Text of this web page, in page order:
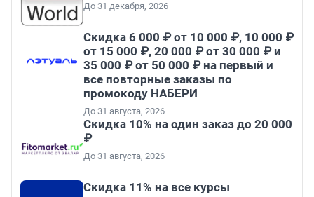
До 31 декабря, 2026
Скидка 6 000 ₽ от 10 000 ₽, 10 000 ₽
от 15 000 ₽, 20 000 ₽ от 30 000 ₽ и
35 000 ₽ от 50 000 ₽ на первый и
все повторные заказы по
промокоду НАБЕРИ
До 31 августа, 2026
Скидка 10% на один заказ до 20 000
₽
До 31 августа, 2026
Скидка 11% на все курсы